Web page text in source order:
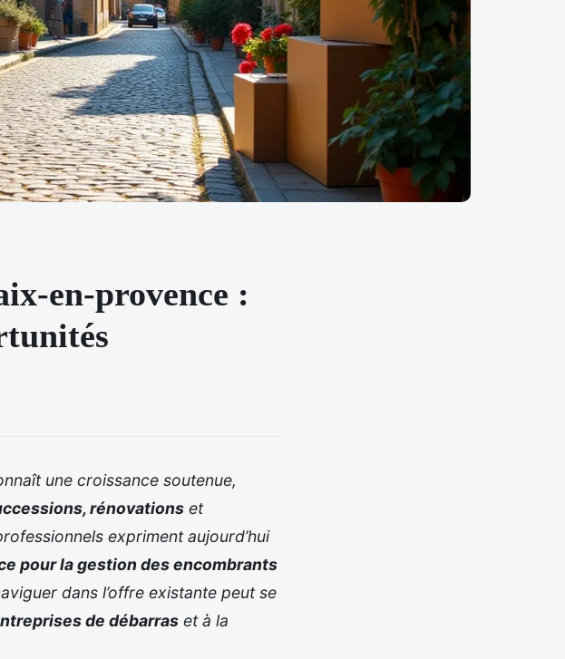
en-provence :
une croissance soutenue,
rénovations et
expriment aujourd’hui
pour la gestion des encombrants
dans l’offre existante peut se
de débarras et à la